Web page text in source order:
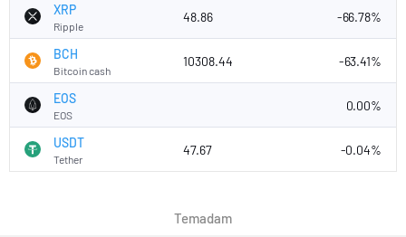
XRP
Ripple
48.86 -66.78%
BCH
Bitcoin cash
10308.44 -63.41%
EOS
EOS
0.00%
USDT
Tether
47.67 -0.04%
Temadam